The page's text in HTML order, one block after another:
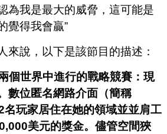
為我是最大的威脅，這可能是
覺得我會贏”
來說，以下是該節目的描述：
個世界中進行的戰略競賽：現
數位匿名網路介面（簡稱
名玩家居住在她的領域並並肩工
美元的獎金。儘管空間狹